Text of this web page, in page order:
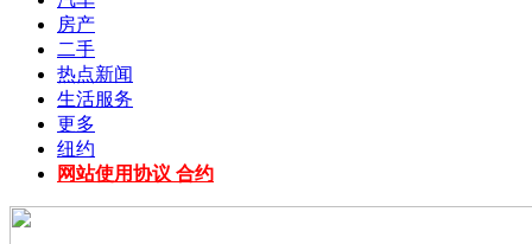
房产
二手
热点新闻
生活服务
更多
纽约
网站使用协议 合约